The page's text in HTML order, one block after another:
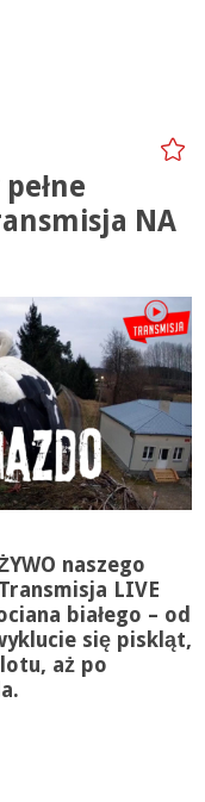
NA
naszego
LIVE
białego – od
się piskląt,
aż po